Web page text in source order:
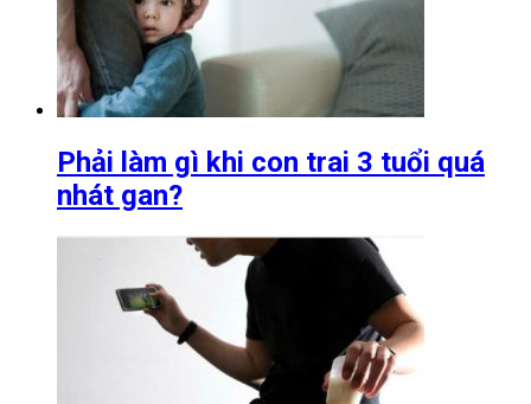
Phải làm gì khi con trai 3 tuổi quá
nhát gan?